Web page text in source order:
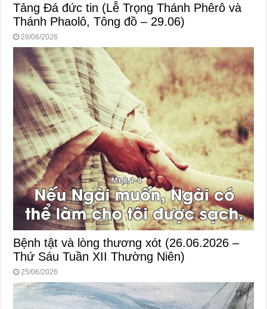
Tảng Đá đức tin (Lễ Trọng Thánh Phêrô và
Thánh Phaolô, Tông đồ – 29.06)
28/06/2026
Bệnh tật và lòng thương xót (26.06.2026 –
Thứ Sáu Tuần XII Thường Niên)
25/06/2026